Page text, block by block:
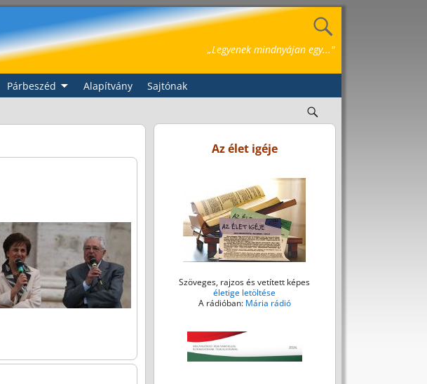
„Legyenek mindnyájan egy..."
Párbeszéd Alapítvány
Sajtónak
Az élet igéje
Szöveges, rajzos és vetített képes
életige letöltése
A rádióban: Mária rádió